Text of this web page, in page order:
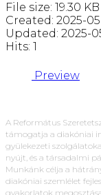
File size: 19.30 KB
Created: 2025-
Updated: 2025-
Hits: 1
Preview
A Református
támogatja a diakóniai
gyülekezeti
nyújt, és a társadalmi
Munkánk célja a
diakóniai szemlélet
gyakorlatok